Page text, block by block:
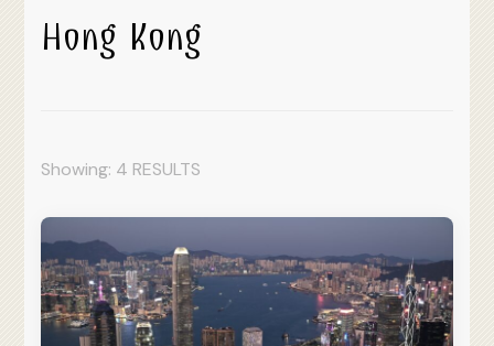
Hong Kong
Showing: 4 RESULTS